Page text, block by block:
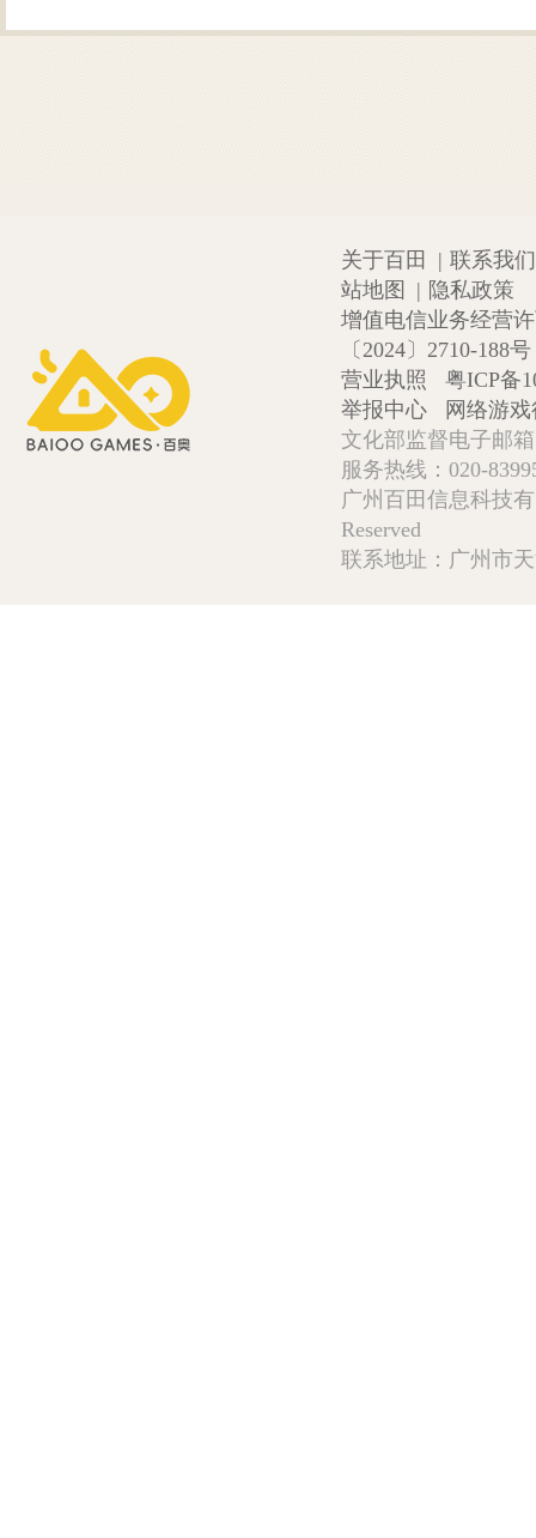
关于百田 | 联系我们
站地图
| 隐私政策
增值电信业务经营
〔2024〕2710-188号
营业执照
粤ICP备
举报中心
网络游
文化部监督电子邮
服务热线：020-
广州百田信息科技
Reserved
联系地址：广州市